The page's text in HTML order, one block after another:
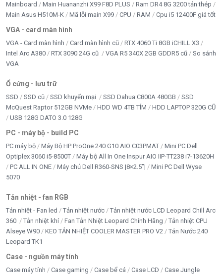
Mainboard Main Huananzhi X99 F8D PLUS
Ram DR4 8G 3200 tản thép
Main Asus H510M-K
Mã lỗi main X99 CPU RAM Cpu i5 12400F giá tốt
VGA - card màn hình
VGA - Card màn hình Card màn hình cũ
RTX 4060 Ti 8GB iCHILL X3
Intel Arc A380
RTX 3090 24G cũ VGA R5 340X 2GB GDDR5 cũ
So sánh
VGA
Ổ cứng - lưu trữ
SSD SSD cũ SSD khuyến mại SSD Dahua C800A 480GB
SSD
McQuest Raptor 512GB NVMe
HDD WD 4TB TÍM
HDD LAPTOP 320G CŨ
USB 128G DATO 3.0 128G
PC - máy bộ - build PC
PC máy bộ Máy Bộ HP ProOne 240 G10 AIO C03PMAT
Mini PC Dell
Optiplex 3060 i5-8500T
Máy bộ All In One Inspur AIO IIP-TT238 i7-13620H
PC ALL IN ONE
Máy chủ Dell R360-SNS |8×2.5”|
Mini PC Dell Wyse
5070
Tản nhiệt - fan RGB
Tản nhiệt - Fan led Tản nhiệt nước
Tản nhiệt nước LCD Leopard Chill Arc
360
Tản nhiệt khí Fan Tản Nhiệt Leopard Chính Hãng
Tản nhiệt CPU
Alseye W90
KEO TẢN NHIỆT COOLER MASTER PRO V2
Tản Nước 240
Leopard TK1
Case - nguồn máy tính
Case máy tính Case gaming Case bể cá Case LCD
Case Jungle